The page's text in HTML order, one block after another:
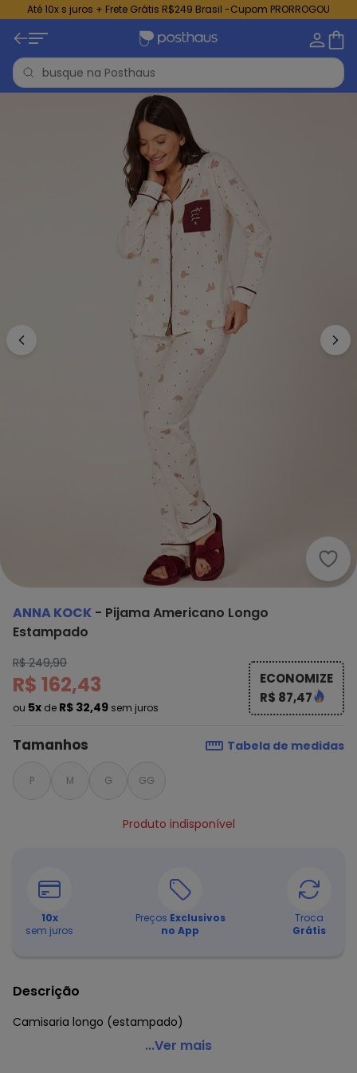
Até 10x s juros + Frete Grátis R$249 Brasil -Cupom PRORROGOU
ANNA KOCK - Pijama Americano Longo
Estampado
R$ 249,90
R$ 162,43
ou 5x de R$ 32,49 sem juros
ECONOMIZE
R$ 87,47
Tamanhos Tabela de medidas
P M G GG
Produto indisponível
10x
sem juros
Preços Exclusivos
no App
Troca
Grátis
Descrição
Camisaria longo (estampado)
Anna Kock - Pijama Americano Longo Estampado
...Ver mais